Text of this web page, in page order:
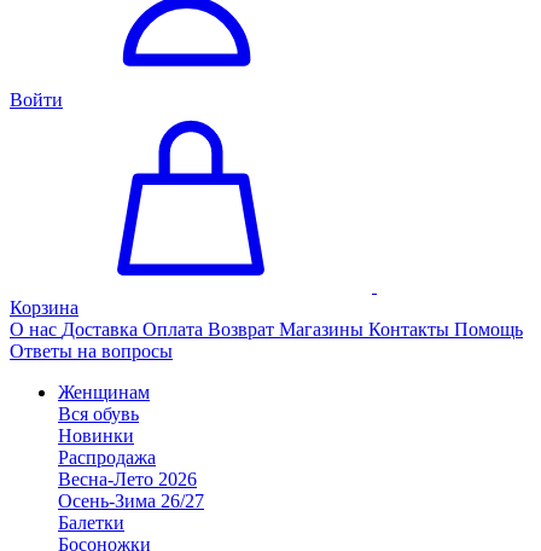
Войти
Корзина
О нас Доставка Оплата Возврат Магазины Контакты Помощь
Ответы на вопросы
Женщинам
Вся обувь
Новинки
Распродажа
Весна-Лето 2026
Осень-Зима 26/27
Балетки
Босоножки